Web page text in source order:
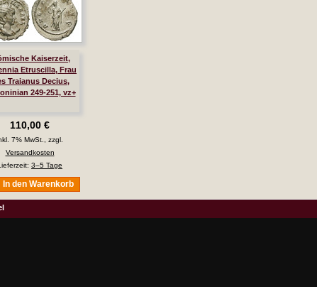
Kaiserzeit,
Etruscilla, Frau
Traianus Decius,
249-251, vz+
110,00 €
7% MwSt., zzgl.
Versandkosten
3–5 Tage
In den Warenkorb